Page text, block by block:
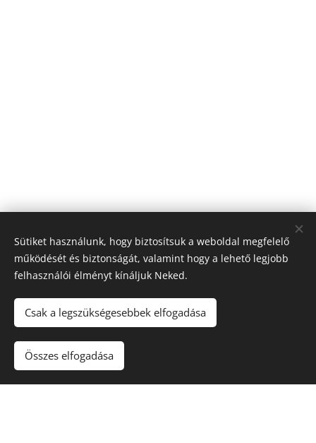
Sütiket használunk, hogy biztosítsuk a weboldal megfelelő
működését és biztonságát, valamint hogy a lehető legjobb
felhasználói élményt kínáljuk Neked.
Csak a legszükségesebbek elfogadása
Összes elfogadása